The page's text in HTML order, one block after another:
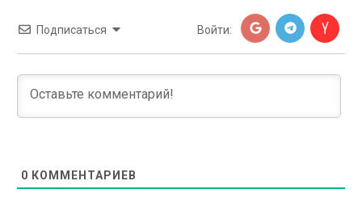
Подписаться Войти:
0 КОММЕНТАРИЕВ